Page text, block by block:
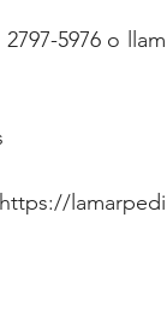
5976 o